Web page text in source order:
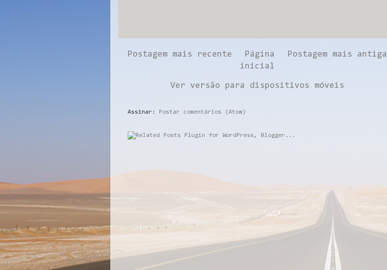
Postagem mais recente Postagem mais antiga
Página
inicial
Ver versão para dispositivos móveis
Assinar: Postar comentários (Atom)